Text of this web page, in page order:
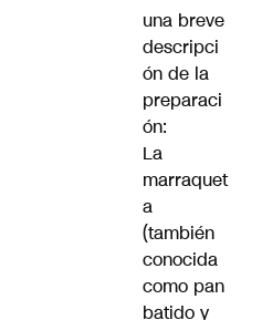
una breve
descripci
ón de la
preparaci
ón:
La
marraquet
a
(también
conocida
como pan
batido y